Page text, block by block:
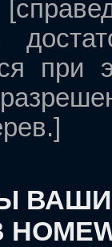
при